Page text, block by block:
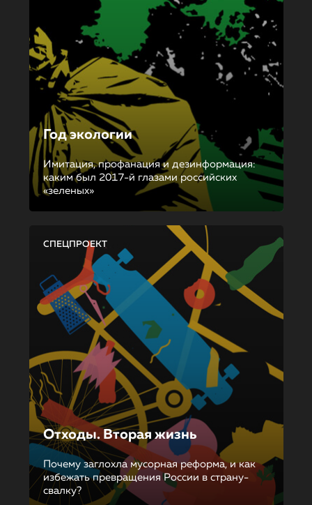
Год экологии
Имитация, профанация и дезинформация:
каким был 2017-й глазами российских
«зеленых»
СПЕЦПРОЕКТ
Отходы. Вторая жизнь
Почему заглохла мусорная реформа, и как
избежать превращения России в страну-
свалку?